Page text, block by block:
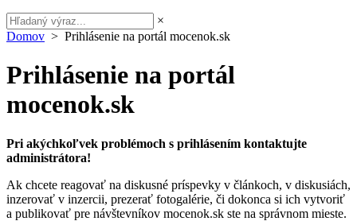
×
Domov > Prihlásenie na portál mocenok.sk
Prihlásenie na portál
mocenok.sk
Pri akýchkoľvek problémoch s prihlásením kontaktujte
administrátora!
Ak chcete reagovať na diskusné príspevky v článkoch, v diskusiách,
inzerovať v inzercii, prezerať fotogalérie, či dokonca si ich vytvoriť
a publikovať pre návštevníkov mocenok.sk ste na správnom mieste.